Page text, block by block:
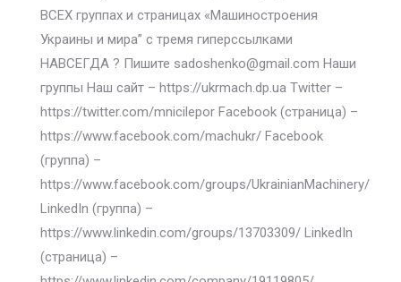
ВСЕХ группах и страницах «Машиностроения
Украины и мира” с тремя гиперссылками
НАВСЕГДА ? Пишите sadoshenko@gmail.com Наши
группы Наш сайт – https://ukrmach.dp.ua Twitter –
https://twitter.com/mnicilepor Facebook (страница) –
https://www.facebook.com/machukr/ Facebook
(группа) –
https://www.facebook.com/groups/UkrainianMachinery/
LinkedIn (группа) –
https://www.linkedin.com/groups/13703309/ LinkedIn
(страница) –